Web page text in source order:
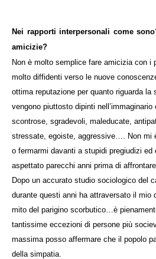
Nei rapporti interpersonali come
amicizie?
Non è molto semplice fare amicizia con i
molto diffidenti verso le nuove
ottima reputazione per quanto riguarda la
vengono piuttosto dipinti
scontrose, sgradevoli, maleducate,
stressate, egoiste, aggressive…. Non mi
o fermarmi davanti a stupidi pregiudizi ed
aspettato parecchi anni prima di
Dopo un accurato studio sociologico del
durante questi anni ha attraversato il mio
mito del parigino scorbutico…è
tantissime eccezioni di persone più
massima posso affermare che il popolo
della simpatia.